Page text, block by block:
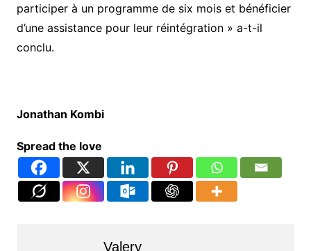
participer à un programme de six mois et bénéficier
d’une assistance pour leur réintégration » a-t-il
conclu.
Jonathan Kombi
Spread the love
Valery